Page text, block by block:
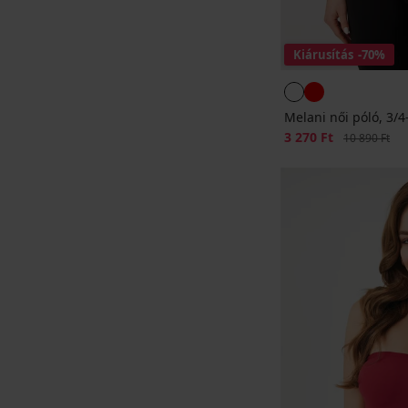
Kiárusítás -70%
Melani női póló, 3/
Kedvezmény
3 270 Ft Eredeti ár
10 890 Ft